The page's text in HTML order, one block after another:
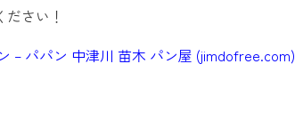
さい！
– パパン 中津川 苗木 パン屋 (jimdofree.com)